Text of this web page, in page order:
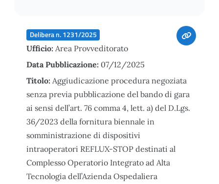
Delibera n. 1231/2025
Ufficio: Area Provveditorato
Data Pubblicazione: 07/12/2025
Titolo: Aggiudicazione procedura negoziata
senza previa pubblicazione del bando di gara
ai sensi dell’art. 76 comma 4, lett. a) del D.Lgs.
36/2023 della fornitura biennale in
somministrazione di dispositivi
intraoperatori REFLUX-STOP destinati al
Complesso Operatorio Integrato ad Alta
Tecnologia dell’Azienda Ospedaliera